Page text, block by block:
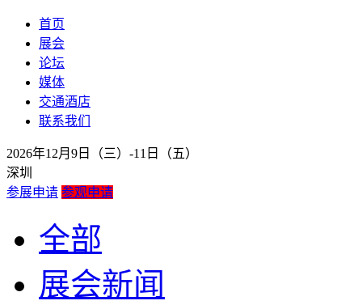
首页
展会
论坛
媒体
交通酒店
联系我们
2026年12月9日（三）-11日（五）
深圳
参展申请 参观申请
全部
展会新闻